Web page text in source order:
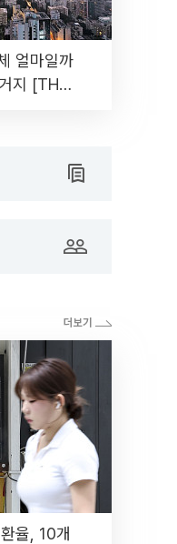
얼마일까
지 [THE
율, 10개